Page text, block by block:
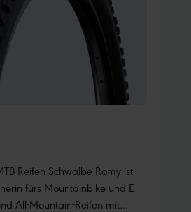
Reifen Schwalbe Romy ist
fürs Mountainbike und E-
All-Mountain-Reifen mit